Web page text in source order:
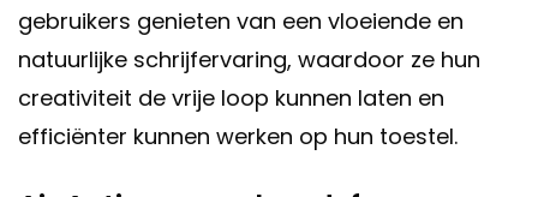
gebruikers genieten van een vloeiende en
natuurlijke schrijfervaring, waardoor ze hun
creativiteit de vrije loop kunnen laten en
efficiënter kunnen werken op hun toestel.